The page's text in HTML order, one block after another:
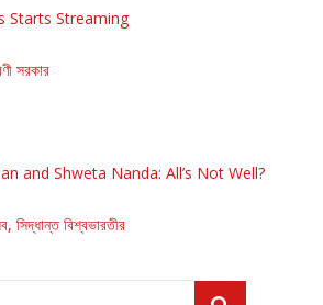
Starts Streaming
সরকার
and Shweta Nanda: All’s Not Well?
বিশ্বভারতীর